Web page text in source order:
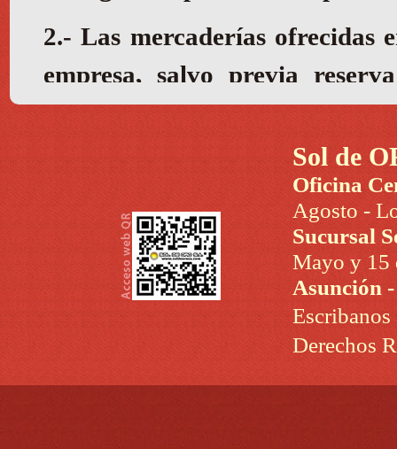
Sol de
Oficina
Agosto -
Sucursal
Mayo y 15
Asunción
Derechos